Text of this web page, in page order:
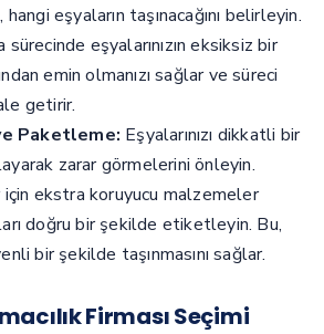
eşyaların taşınacağını belirleyin.
eşyalarınızın eksiksiz bir
emin olmanızı sağlar ve süreci
getirir.
Paketleme: Eşyalarınızı dikkatli bir
zarar görmelerini önleyin.
için ekstra koruyucu malzemeler
doğru bir şekilde etiketleyin. Bu,
bir şekilde taşınmasını sağlar.
Firması Seçimi